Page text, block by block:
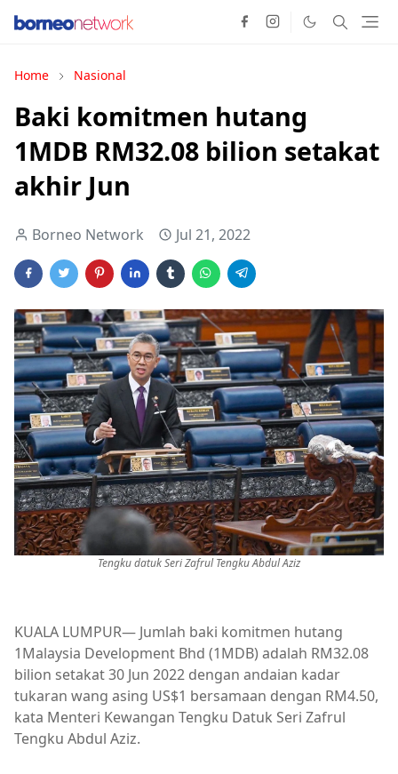
Home Nasional
Baki komitmen hutang
1MDB RM32.08 bilion setakat
akhir Jun
Borneo Network Jul 21, 2022
Tengku datuk Seri Zafrul Tengku Abdul Aziz
KUALA LUMPUR— Jumlah baki komitmen hutang
1Malaysia Development Bhd (1MDB) adalah RM32.08
bilion setakat 30 Jun 2022 dengan andaian kadar
tukaran wang asing US$1 bersamaan dengan RM4.50,
kata Menteri Kewangan Tengku Datuk Seri Zafrul
Tengku Abdul Aziz.